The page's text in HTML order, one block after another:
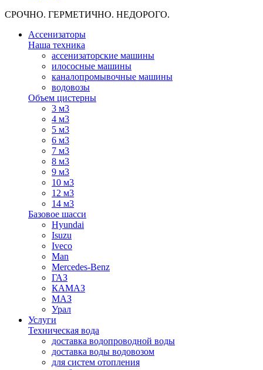
СРОЧНО. ГЕРМЕТИЧНО. НЕДОРОГО.
Ассенизаторы
Наша техника
ассенизаторские машины
илососные машины
каналопромывочные машины
водовозы
Объем цистерны
3 м3
4 м3
5 м3
6 м3
7 м3
8 м3
9 м3
10 м3
12 м3
14 м3
Базовое шасси
Hyundai
Isuzu
Iveco
Man
Mercedes-Benz
ГАЗ
КАМАЗ
МАЗ
Урал
Услуги
Техническая вода
доставка водопроводной воды
доставка воды водовозом
для систем отопления